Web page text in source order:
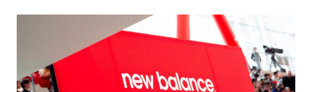
und
Laufen
Knieschmerzen